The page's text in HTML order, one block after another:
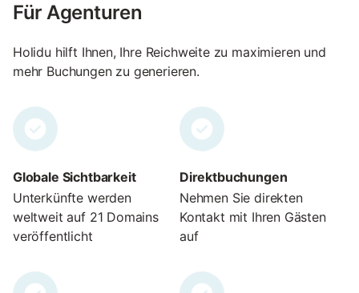
Für Agenturen
Holidu hilft Ihnen, Ihre Reichweite zu maximieren und
mehr Buchungen zu generieren.
Globale Sichtbarkeit
Unterkünfte werden
weltweit auf 21 Domains
veröffentlicht
Direktbuchungen
Nehmen Sie direkten
Kontakt mit Ihren Gästen
auf